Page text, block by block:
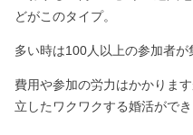
どがこのタイプ。
多い時は100人以上の参加者が
費用や参加の労力はかかりま
立したワクワクする婚活ができ